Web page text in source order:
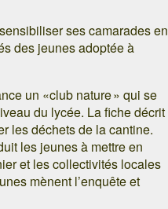
ses camarades en
des jeunes adoptée à
un «club nature » qui se
du lycée. La fiche décrit
les déchets de la cantine.
les jeunes à mettre en
et les collectivités locales
mènent l’enquête et